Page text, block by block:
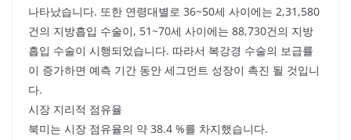
나타났습니다. 또한 연령대별로 36~50세 사이에는 2,31,580
건의 지방흡입 수술이, 51~70세 사이에는 88,730건의 지방
흡입 수술이 시행되었습니다. 따라서 복강경 수술의 보급률
이 증가하면 예측 기간 동안 세그먼트 성장이 촉진 될 것입니
다.
시장 지리적 점유율
북미는 시장 점유율의 약 38.4 %를 차지했습니다.